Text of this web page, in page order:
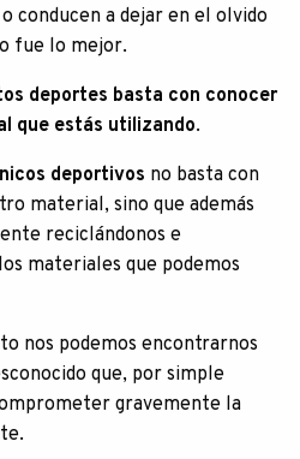
conducen a dejar en el olvido
fue lo mejor.
deportes basta con conocer
que estás utilizando.
deportivos no basta con
material, sino que además
reciclándonos e
materiales que podemos
nos podemos encontrarnos
que, por simple
gravemente la